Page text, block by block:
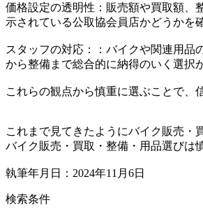
価格設定の透明性：販売額や買取額、
示されている公取協会員店かどうかを
スタッフの対応：：バイクや関連用品
から整備まで総合的に納得のいく選択
これらの観点から慎重に選ぶことで、
これまで見てきたようにバイク販売・
バイク販売・買取・整備・用品選びは
執筆年月日：2024年11月6日
検索条件